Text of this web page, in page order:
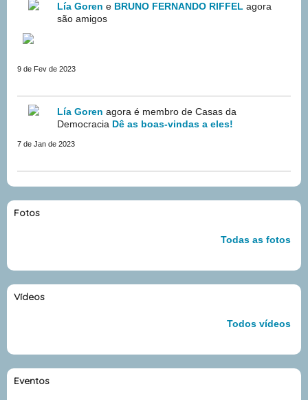
Lía Goren e BRUNO FERNANDO RIFFEL agora
são amigos
9 de Fev de 2023
Lía Goren agora é membro de Casas da
Democracia Dê as boas-vindas a eles!
7 de Jan de 2023
Fotos
Todas as fotos
Vídeos
Todos vídeos
Eventos